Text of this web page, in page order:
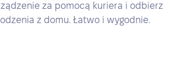
za pomocą kuriera i odbierz
z domu. Łatwo i wygodnie.